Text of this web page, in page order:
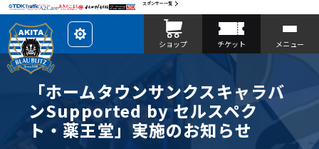
スポンサー一覧
レ
イ
ア
を
カ
ス
タ
マ
イ
ズ
ショップ チケット メニュー
「ホームタウンサンクスキャラバ
ンSupported by セルスペク
ト・薬王堂」実施のお知らせ